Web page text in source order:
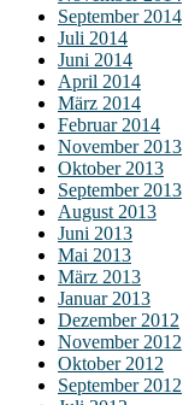
September 2014
Juli 2014
Juni 2014
April 2014
März 2014
Februar 2014
November 2013
Oktober 2013
September 2013
August 2013
Juni 2013
Mai 2013
März 2013
Januar 2013
Dezember 2012
November 2012
Oktober 2012
September 2012